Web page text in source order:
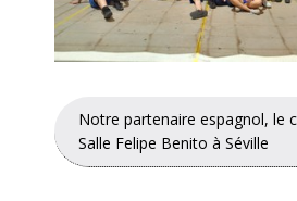
Notre partenaire espagnol, le
Salle Felipe Benito à Séville